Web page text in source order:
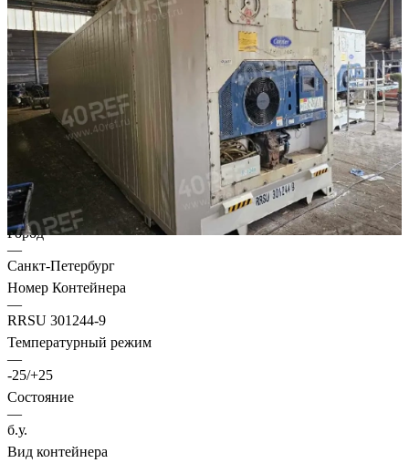
Характеристики
Город
—
Санкт-Петербург
Номер Контейнера
—
RRSU 301244-9
Температурный режим
—
-25/+25
Состояние
—
б.у.
Вид контейнера